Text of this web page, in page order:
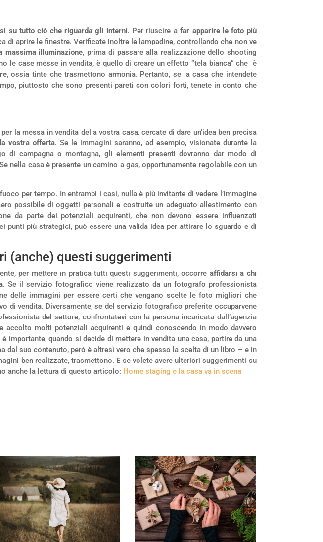
su tutto ciò che riguarda gli interni. Per riuscire afar apparire le foto più
di aprire le finestre. Verificate inoltre le lampadine, controllando che non ve
massima illuminazione, prima di passare alla realizzazione dello shooting
le case messe in vendita, è quello di creare un effetto “tela bianca” che è
, ossia tinte che trasmettono armonia. Pertanto, se la casa che intendete
piuttosto che sono presenti pareti con colori forti, tenete in conto che
la messa in vendita della vostra casa, cercate di dare un’idea ben precisa
vostra offerta. Se le immagini saranno, ad esempio, visionate durante la
campagna o montagna, gli elementi presenti dovranno dar modo di
nella casa è presente un camino a gas, opportunamente regolabile con un
per tempo. In entrambi i casi, nulla è più invitante di vedere l’immagine
possibile di oggetti personali e costruite un adeguato allestimento con
da parte dei potenziali acquirenti, che non devono essere influenzati
punti più strategici, può essere una valida idea per attirare lo sguardo e di
(anche) questi suggerimenti
per mettere in pratica tutti questi suggerimenti, occorre affidarsi a chi
. Se il servizio fotografico viene realizzato da un fotografo professionista
delle immagini per essere certi che vengano scelte le foto migliori che
di vendita. Diversamente, se del servizio fotografico preferite occuparvene
del settore, confrontatevi con la persona incaricata dall’agenzia
molti potenziali acquirenti e quindi conoscendo in modo davvero
quando si decide di mettere in vendita una casa, partire da una
dal suo contenuto, però è altresì vero che spesso la scelta di un libro – e in
ben realizzate, trasmettono. E se volete avere ulteriori suggerimenti su
anche la lettura di questo articolo: Home staging e la casa va in scena